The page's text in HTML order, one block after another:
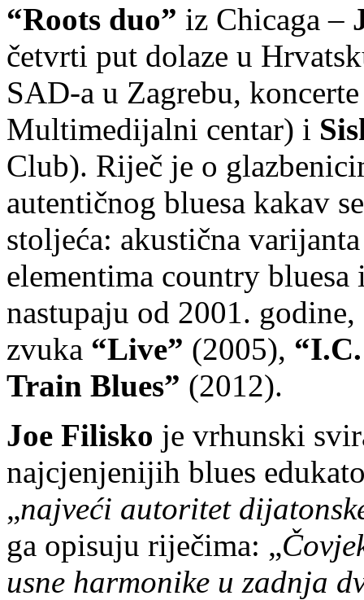
“Roots duo” iz Chicaga –
četvrti put dolaze u
SAD-a u Zagrebu,
Multimedijalni centar) i
Club). Riječ je o
autentičnog bluesa kakav
stoljeća: akustična
elementima country
nastupaju od 2001.
zvuka “Live” (2005),
Train Blues” (2012).
Joe Filisko je vrhunski
najcjenjenijih blues
„najveći autoritet
ga opisuju riječima: „
usne harmonike u zadnja